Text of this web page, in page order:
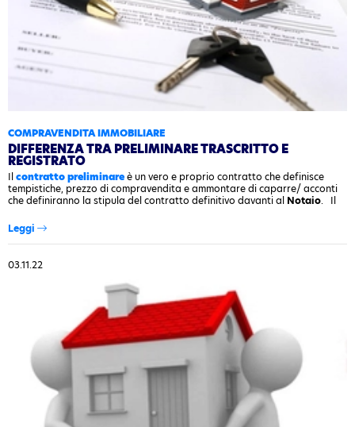
COMPRAVENDITA IMMOBILIARE
DIFFERENZA TRA PRELIMINARE TRASCRITTO E
REGISTRATO
Ilcontratto preliminareè un vero e proprio contratto che definisce
tempistiche, prezzo di compravendita e ammontare di caparre/ acconti
che definiranno la stipula del contratto definitivo davanti al Notaio. Il
Leggi
03.11.22